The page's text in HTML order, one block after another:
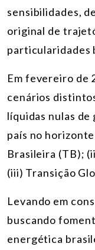
sensibilidades,
original de
particularidades
Em fevereiro de
cenários
líquidas nulas
país no
Brasileira (TB);
(iii) Transição
Levando em
buscando
energética